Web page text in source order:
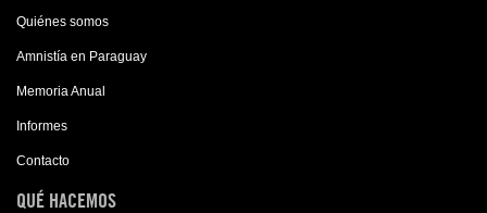
Quiénes somos
Amnistía en Paraguay
Memoria Anual
Informes
Contacto
QUÉ HACEMOS